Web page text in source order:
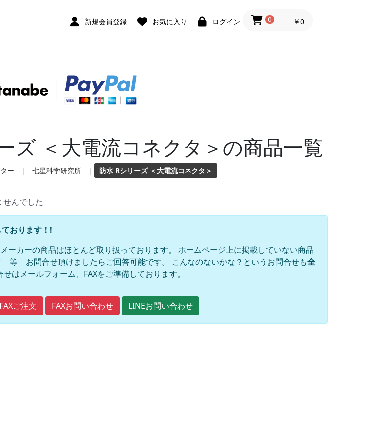
新規会員登録 お気に入り ログイン 0 ￥0
ズ ＜大電流コネクタ＞の商品一覧
ー | 七星科学研究所 | 防水 Rシリーズ ＜大電流コネクタ＞
せんでした
おります！!
ーカーの商品はほとんど取り扱っております。 ホームページ上に掲載していない商品
お問合せ頂けましたらご回答可能です。 こんなのないかな？というお問合せも全
はメールフォーム、FAXをご準備しております。
FAXご注文 FAXお問い合わせ LINEお問い合わせ